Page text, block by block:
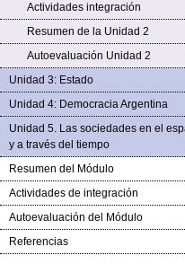
Actividades integración
Resumen de la Unidad 2
Autoevaluación Unidad 2
Unidad 3: Estado
Unidad 4: Democracia Argentina
Unidad 5. Las sociedades en el
y a través del tiempo
Resumen del Módulo
Actividades de integración
Autoevaluación del Módulo
Referencias